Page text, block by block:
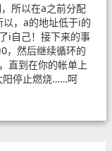
所以在a之前分配
，a的地址低于i的
i自己！接下来的事
，然后继续循环的
直到在你的帐单上
阳停止燃烧……呵